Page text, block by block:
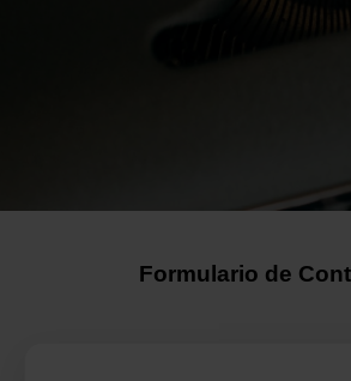
Formulario de